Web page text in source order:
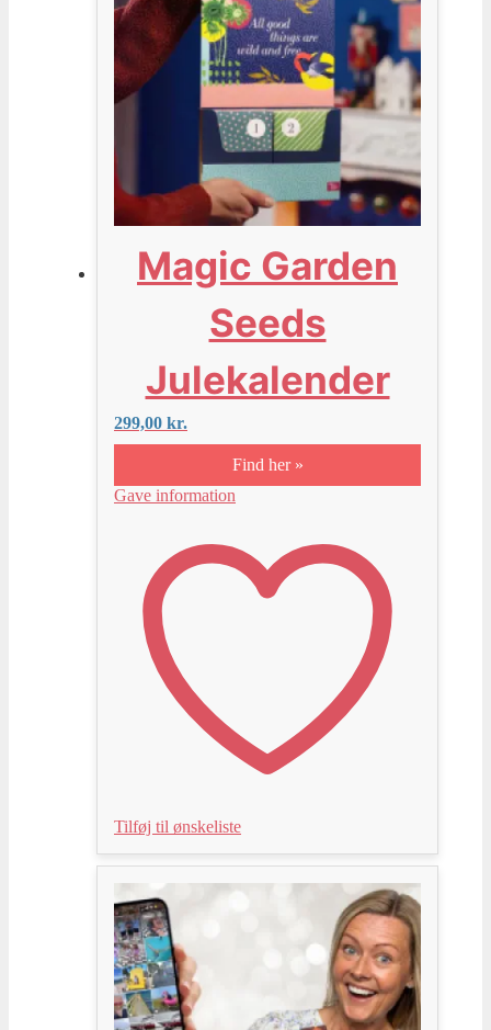
Magic Garden
Seeds
Julekalender
299,00 kr.
Find her »
Gave information
Tilføj til ønskeliste